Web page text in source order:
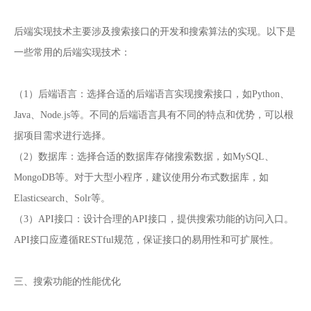
后端实现技术主要涉及搜索接口的开发和搜索算法的实现。以下是
一些常用的后端实现技术：
（1）后端语言：选择合适的后端语言实现搜索接口，如Python、
Java、Node.js等。不同的后端语言具有不同的特点和优势，可以根
据项目需求进行选择。
（2）数据库：选择合适的数据库存储搜索数据，如MySQL、
MongoDB等。对于大型小程序，建议使用分布式数据库，如
Elasticsearch、Solr等。
（3）API接口：设计合理的API接口，提供搜索功能的访问入口。
API接口应遵循RESTful规范，保证接口的易用性和可扩展性。
三、搜索功能的性能优化